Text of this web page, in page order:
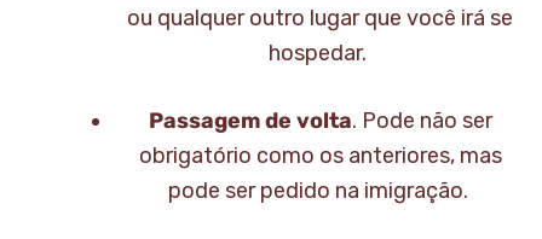
ou qualquer outro lugar que você irá se
hospedar.
Passagem de volta. Pode não ser
obrigatório como os anteriores, mas
pode ser pedido na imigração.